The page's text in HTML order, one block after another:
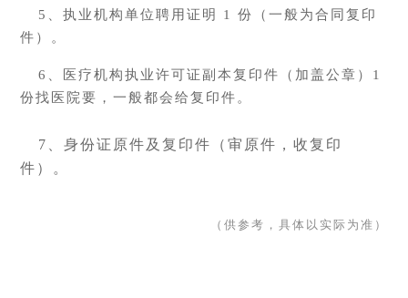
5、执业机构单位聘用证明 1 份（一般为合同复印
件）。
6、医疗机构执业许可证副本复印件（加盖公章）1
份找医院要，一般都会给复印件。
7、身份证原件及复印件（审原件，收复印
件）。
（供参考，具体以实际为准）